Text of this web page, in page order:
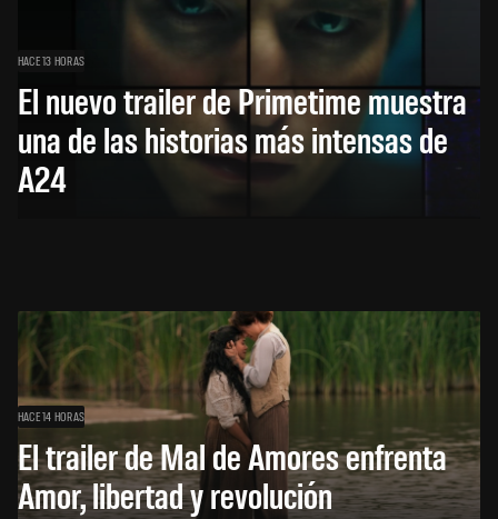
HACE 13 HORAS
El nuevo trailer de Primetime muestra
una de las historias más intensas de
A24
HACE 14 HORAS
El trailer de Mal de Amores enfrenta
Amor, libertad y revolución